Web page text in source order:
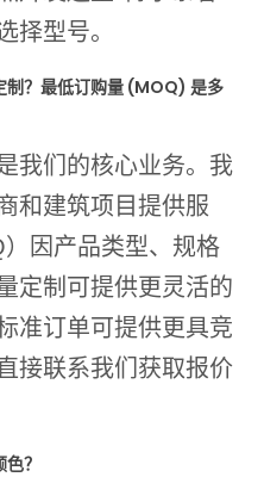
择型号。
制？最低订购量 (MOQ) 是多
我们的核心业务。我
和建筑项目提供服
因产品类型、规格
定制可提供更灵活的
准订单可提供更具竞
接联系我们获取报价
？